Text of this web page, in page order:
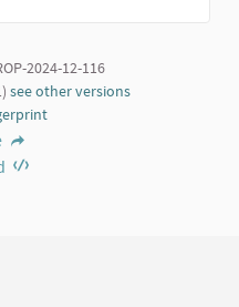
2024-12-116
see other versions